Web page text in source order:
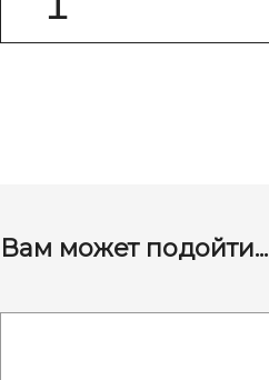
Вам может подойти...